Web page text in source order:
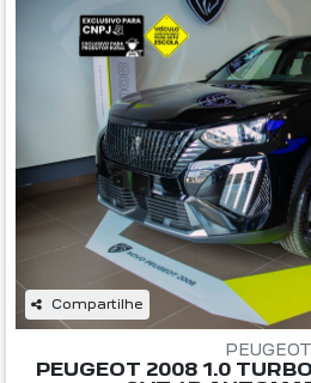
Compartilhe
PEUGEOT
PEUGEOT 2008 1.0